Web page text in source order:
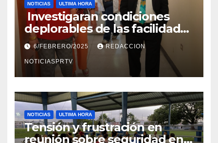
NOTICIAS ULTIMA HORA
Investigaran condiciones
deplorables de las facilidades
el Departamento de la Salud
en Mayagüez
6/FEBRERO/2025 REDACCION
NOTICIASPRTV
NOTICIAS ULTIMA HORA
Tensión y frustración en
reunión sobre seguridad en